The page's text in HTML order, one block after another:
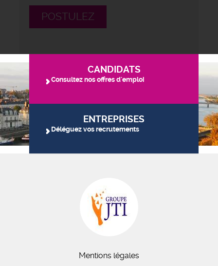
POSTULEZ
CANDIDATS
Consultez nos offres d'emploi
ENTREPRISES
Déléguez vos recrutements
Mentions légales